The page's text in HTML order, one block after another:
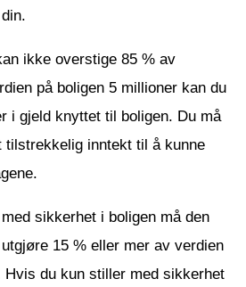
ikke overstige 85 % av
på boligen 5 millioner kan du
i gjeld knyttet til boligen. Du må
tilstrekkelig inntekt til å kunne
sikkerhet i boligen må den
15 % eller mer av verdien
du kun stiller med sikkerhet